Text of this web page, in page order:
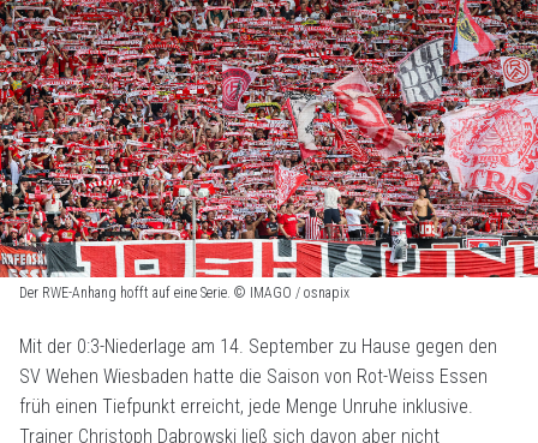
Der RWE-Anhang hofft auf eine Serie. © IMAGO / osnapix
Mit der 0:3-Niederlage am 14. September zu Hause gegen den
SV Wehen Wiesbaden hatte die Saison von Rot-Weiss Essen
früh einen Tiefpunkt erreicht, jede Menge Unruhe inklusive.
Trainer Christoph Dabrowski ließ sich davon aber nicht